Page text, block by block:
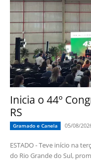
Inicia o 44º
RS
Gramado e Canela 05/08/
ESTADO - Teve início na
do Rio Grande do Sul,